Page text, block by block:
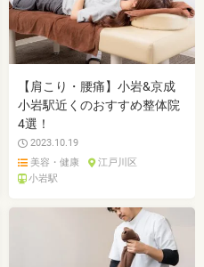
【肩こり・腰痛】小岩&京成
小岩駅近くのおすすめ整体院
4選！
2023.10.19
美容・健康
江戸川区
小岩駅